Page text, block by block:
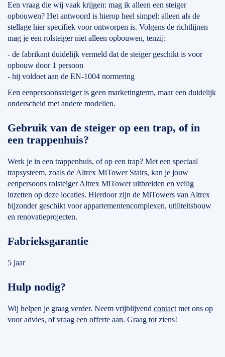
Een vraag die wij vaak krijgen: mag ik alleen een steiger
opbouwen? Het antwoord is hierop heel simpel: alleen als de
stellage hier specifiek voor ontworpen is. Volgens de richtlijnen
mag je een rolsteiger niet alleen opbouwen, tenzij:
- de fabrikant duidelijk vermeld dat de steiger geschikt is voor
opbouw door 1 persoon
- hij voldoet aan de EN-1004 normering
Een eenpersoonssteiger is geen marketingterm, maar een duidelijk
onderscheid met andere modellen.
Gebruik van de steiger op een trap, of in
een trappenhuis?
Werk je in een trappenhuis, of op een trap? Met een speciaal
trapsysteem, zoals de Altrex MiTower Stairs, kan je jouw
eenpersoons rolsteiger Altrex MiTower uitbreiden en veilig
inzetten op deze locaties. Hierdoor zijn de MiTowers van Altrex
bijzonder geschikt voor appartementencomplexen, utiliteitsbouw
en renovatieprojecten.
Fabrieksgarantie
5 jaar
Hulp nodig?
Wij helpen je graag verder. Neem vrijblijvend contact met ons op
voor advies, ofvraag een offerte aan. Graag tot ziens!